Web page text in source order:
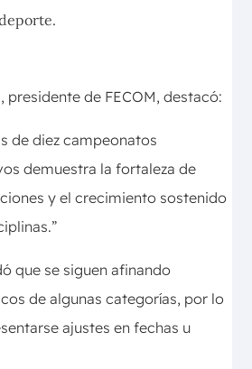
presidente de FECOM, destacó:
de diez campeonatos
demuestra la fortaleza de
y el crecimiento sostenido
que se siguen afinando
de algunas categorías, por lo
ajustes en fechas u